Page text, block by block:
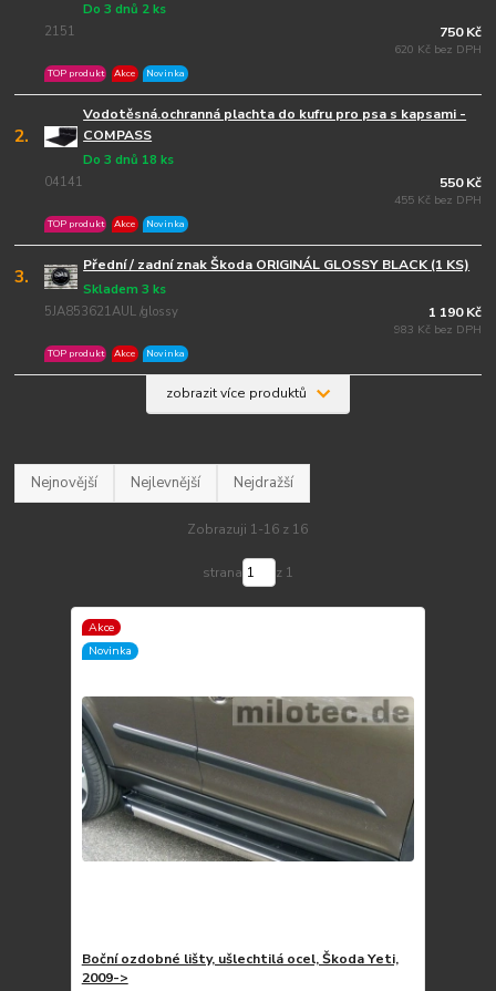
2151
Do 3 dnů 2 ks
TOP produkt Akce Novinka
750 Kč
620 Kč bez DPH
2.
Vodotěsná.ochranná plachta do kufru pro psa s kapsami -
COMPASS
04141
Do 3 dnů 18 ks
TOP produkt Akce Novinka
550 Kč
455 Kč bez DPH
3. Přední / zadní znak Škoda ORIGINÁL GLOSSY BLACK (1 KS)
5JA853621AUL /glossy
Skladem 3 ks
TOP produkt Akce Novinka
1 190 Kč
983 Kč bez DPH
zobrazit více produktů
Nejnovější Nejlevnější Nejdražší
Zobrazuji 1-16 z 16
strana z 1
Akce
Novinka
Boční ozdobné lišty, ušlechtilá ocel, Škoda Yeti,
2009->